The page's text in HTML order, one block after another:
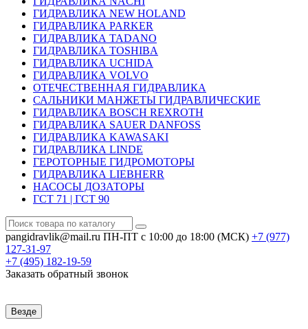
ГИДРАВЛИКА NEW HOLAND
ГИДРАВЛИКА PARKER
ГИДРАВЛИКА TADANO
ГИДРАВЛИКА TOSHIBA
ГИДРАВЛИКА UCHIDA
ГИДРАВЛИКА VOLVO
ОТЕЧЕСТВЕННАЯ ГИДРАВЛИКА
САЛЬНИКИ МАНЖЕТЫ ГИДРАВЛИЧЕСКИЕ
ГИДРАВЛИКА BOSCH REXROTH
ГИДРАВЛИКА SAUER DANFOSS
ГИДРАВЛИКА KAWASAKI
ГИДРАВЛИКА LINDE
ГЕРОТОРНЫЕ ГИДРОМОТОРЫ
ГИДРАВЛИКА LIEBHERR
НАСОСЫ ДОЗАТОРЫ
ГСТ 71 | ГСТ 90
pangidravlik@mail.ru ПН-ПТ с 10:00 до 18:00 (МСК) +7 (977)
127-31-97
+7 (495) 182-19-59
Заказать обратный звонок
Везде